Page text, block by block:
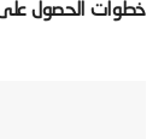
‫خطوات الحصول على